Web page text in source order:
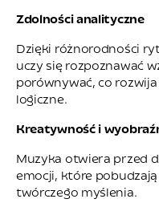
Zdolności analityczne
Dzięki różnorodności
uczy się rozpoznawać
porównywać, co
logiczne.
Kreatywność i
Muzyka otwiera przed
emocji, które
twórczego myślenia.